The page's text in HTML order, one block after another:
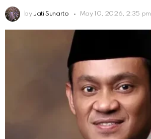
by Jati Sunarto May 10, 2026, 2:35 pm